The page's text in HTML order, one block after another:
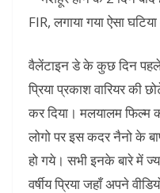
वैलेंटाइन डे के कुछ दिन पहले
प्रिया प्रकाश वारियर की
कर दिया। मलयालम
लोगो पर इस कदर नैनो के
हो गये। सभी इनके बारे में
वर्षीय प्रिया जहाँ अपने